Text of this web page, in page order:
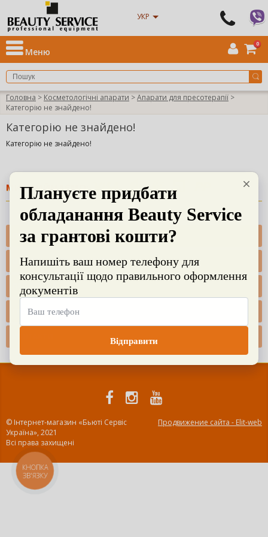
УКР
0
Меню
Головна > Косметологічні апарати >Апарати для пресотерапії >
Категорію не знайдено!
Категорію не знайдено!
Категорію не знайдено!
МИ ПРИЙМАЄМО:
ПРО НАС
ОПЛАТА, ДОСТАВКА, СЕРВІС
ГРАФІК РОБОТИ
© Інтернет-магазин «Бьюті Сервіс
Україна», 2021
Всі права захищені
Продвижение сайта - Elit-web
КНОПКА
ЗВ'ЯЗКУ